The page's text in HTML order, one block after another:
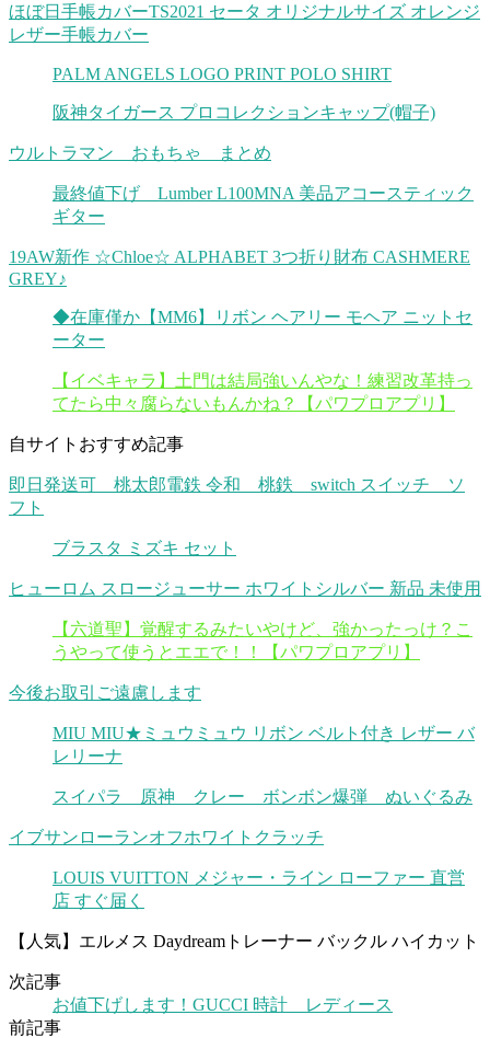
ほぼ日手帳カバーTS2021 セータ オリジナルサイズ オレンジ
レザー手帳カバー
PALM ANGELS LOGO PRINT POLO SHIRT
阪神タイガース プロコレクションキャップ(帽子)
ウルトラマン おもちゃ まとめ
最終値下げ Lumber L100MNA 美品アコースティック
ギター
19AW新作 ☆Chloe☆ ALPHABET 3つ折り財布 CASHMERE
GREY♪
◆在庫僅か【MM6】リボン ヘアリー モヘア ニットセ
ーター
【イベキャラ】土門は結局強いんやな！練習改革持っ
てたら中々腐らないもんかね？【パワプロアプリ】
自サイトおすすめ記事
即日発送可 桃太郎電鉄 令和 桃鉄 switch スイッチ ソ
フト
ブラスタ ミズキ セット
ヒューロム スロージューサー ホワイトシルバー 新品 未使用
【六道聖】覚醒するみたいやけど、強かったっけ？こ
うやって使うとエエで！！【パワプロアプリ】
今後お取引ご遠慮します
MIU MIU★ミュウミュウ リボン ベルト付き レザー バ
レリーナ
スイパラ 原神 クレー ボンボン爆弾 ぬいぐるみ
イブサンローランオフホワイトクラッチ
LOUIS VUITTON メジャー・ライン ローファー 直営
店 すぐ届く
【人気】エルメス Daydreamトレーナー バックル ハイカット
次記事
お値下げします！GUCCI 時計 レディース
前記事